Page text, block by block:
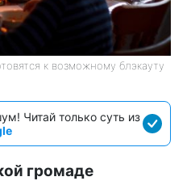
к возможному блэкауту
Читай только суть из
громаде